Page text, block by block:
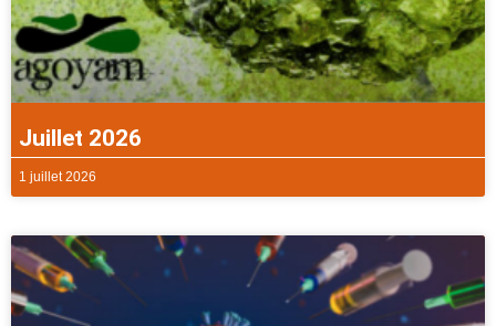
Juillet 2026
1 juillet 2026